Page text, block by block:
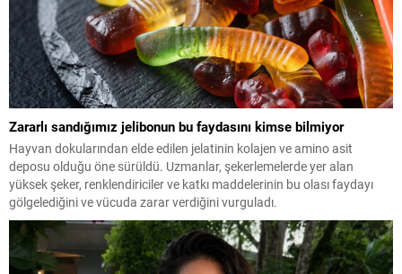
Zararlı sandığımız jelibonun bu faydasını kimse bilmiyor
Hayvan dokularından elde edilen jelatinin kolajen ve amino asit
deposu olduğu öne sürüldü. Uzmanlar, şekerlemelerde yer alan
yüksek şeker, renklendiriciler ve katkı maddelerinin bu olası faydayı
gölgelediğini ve vücuda zarar verdiğini vurguladı.